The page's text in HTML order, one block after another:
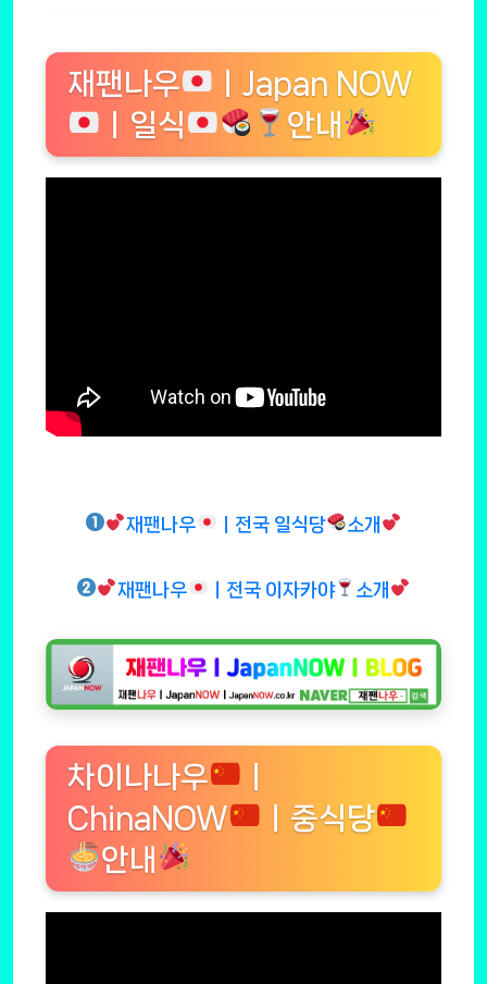
재팬나우
ㅣJapan NOW
ㅣ일식
안내
재팬나우 ㅣ전국 일식당 소개
재팬나우 ㅣ전국 이자카야 소개
차이나나우
ChinaNOW
ㅣ중식당
안내